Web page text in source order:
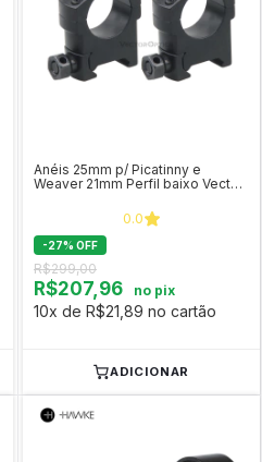
Anéis 25mm p/ Picatinny e
Weaver 21mm Perfil baixo Vector
0.0
-27% OFF
R$299,00
R$207,96 no pix
10x de R$21,89 no cartão
ADICIONAR